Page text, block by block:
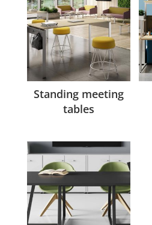
Standing meeting
tables